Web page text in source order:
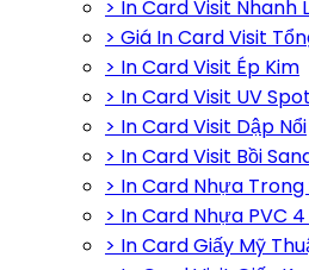
> In Card Visit Nhanh
> Giá In Card Visit
> In Card Visit Ép Kim
> In Card Visit UV Spot
> In Card Visit Dập Nổi
> In Card Visit Bồi
> In Card Nhựa Trong
> In Card Nhựa PVC
> In Card Giấy Mỹ